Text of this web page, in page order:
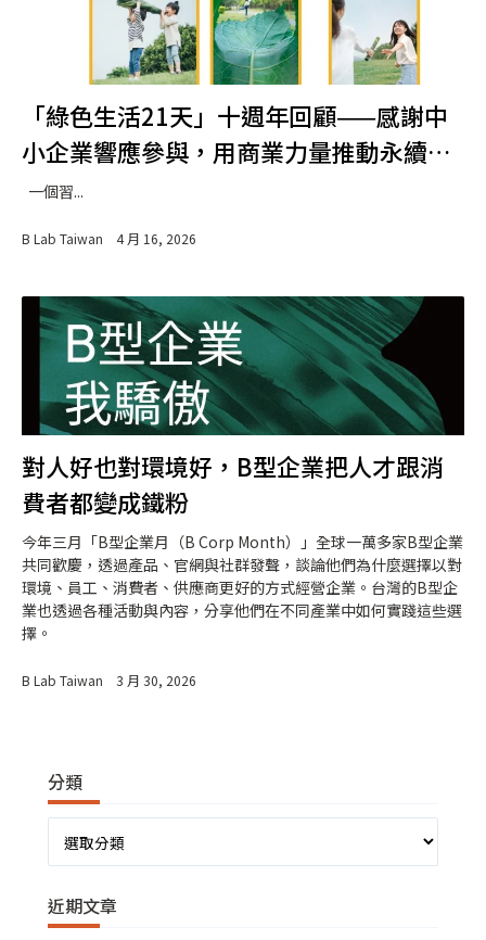
「綠色生活21天」十週年回顧——感謝中
小企業響應參與，用商業力量推動永續生
活
一個習...
B Lab Taiwan 4 月 16, 2026
對人好也對環境好，B型企業把人才跟消
費者都變成鐵粉
今年三月「B型企業月（B Corp Month）」全球一萬多家B型企業
共同歡慶，透過產品、官網與社群發聲，談論他們為什麼選擇以對
環境、員工、消費者、供應商更好的方式經營企業。台灣的B型企
業也透過各種活動與內容，分享他們在不同產業中如何實踐這些選
擇。
B Lab Taiwan 3 月 30, 2026
分類
類
近期文章